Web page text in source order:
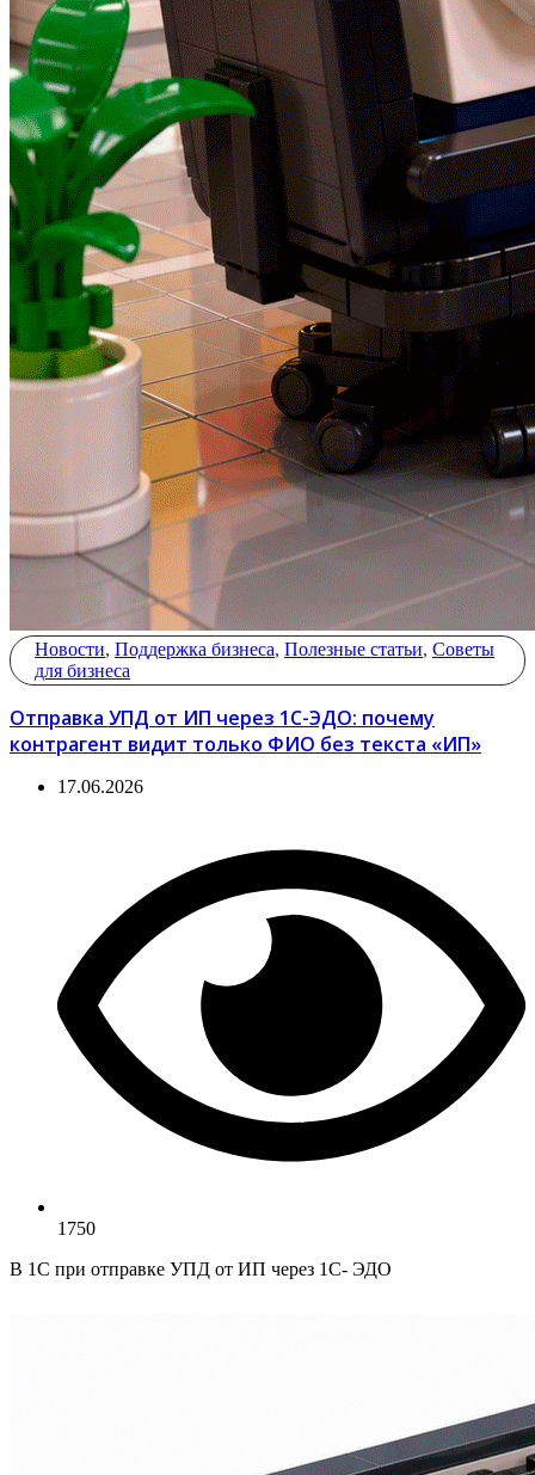
Новости, Поддержка бизнеса, Полезные статьи, Советы
для бизнеса
Отправка УПД от ИП через 1С-ЭДО: почему
контрагент видит только ФИО без текста «ИП»
17.06.2026
1750
В 1С при отправке УПД от ИП через 1С- ЭДО